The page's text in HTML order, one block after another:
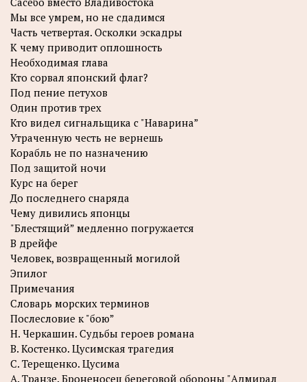
Мы все умрем, но не сдадимся
Часть четвертая. Осколки эскадры
К чему приводит оплошность
Необходимая глава
Кто сорвал японский флаг?
Под пение петухов
Один против трех
Кто видел сигнальщика с "Наварина”
Утраченную честь не вернешь
Корабль не по назначению
Под защитой ночи
Курс на берег
До последнего снаряда
Чему дивились японцы
"Блестящий” медленно погружается
В дрейфе
Человек, возвращенный могилой
Эпилог
Примечания
Словарь морских терминов
Послесловие к "бою”
Н. Черкашин. Судьбы героев романа
B. Костенко. Цусимская трагедия
C. Терещенко. Цусима
А. Транзе. Броненосец береговой обороны "Адмирал